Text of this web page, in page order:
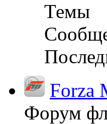
Темы
Forza
Форум